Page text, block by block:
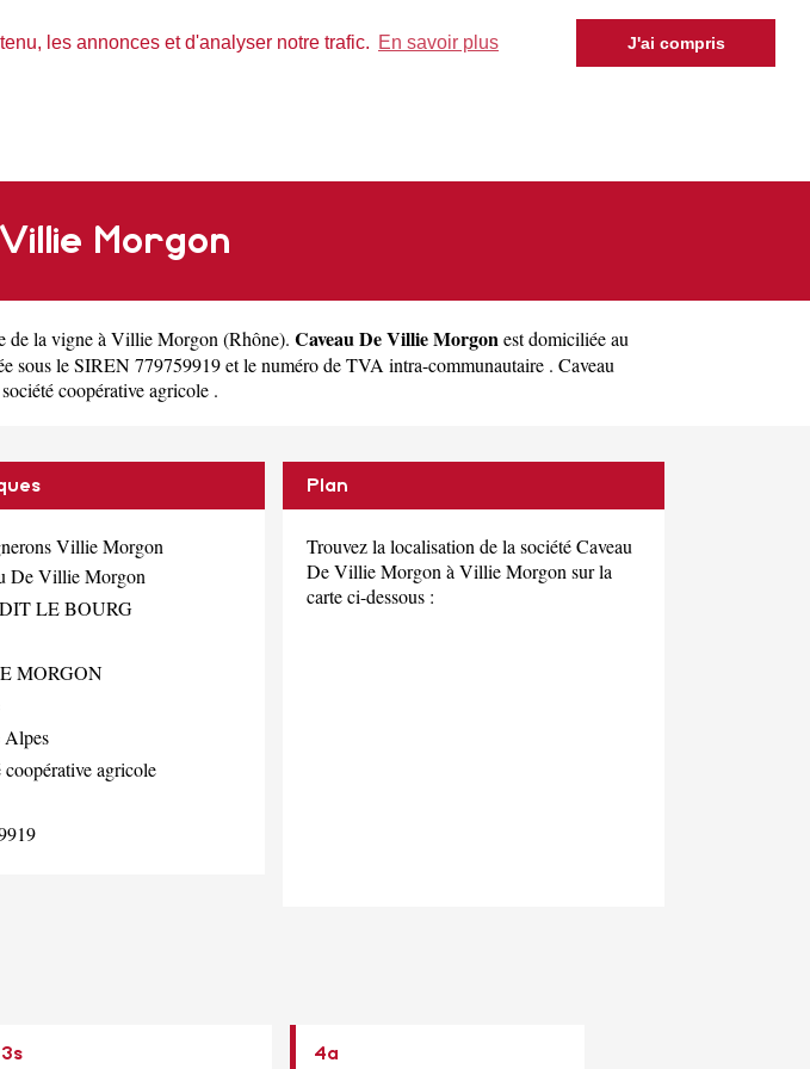
les annonces et d'analyser notre trafic. En savoir plus J'ai compris
Morgon
de la vigne à Villie Morgon (Rhône). Caveau De Villie Morgon est domiciliée au
le SIREN 779759919 et le numéro de TVA intra-communautaire . Caveau
coopérative agricole .
Villie Morgon
De Villie Morgon
LE BOURG
MORGON
Alpes
coopérative agricole
Plan
Trouvez la localisation de la société Caveau
De Villie Morgon à Villie Morgon sur la
carte ci-dessous :
3s 4a